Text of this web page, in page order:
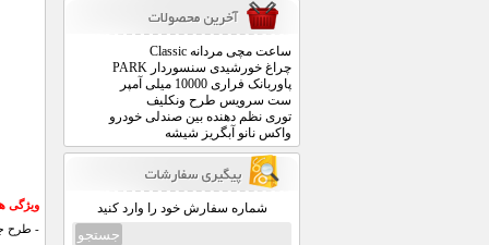
ساعت مچی مردانه Classic
چراغ خورشیدی سنسوردار PARK
پاوربانک فراری 10000 میلی آمپر
ست سرویس طرح ونکلیف
توری نظم دهنده بین صندلی خودرو
واکس نانو آبگریز شیشه
شماره سفارش خود را وارد کنید
ویژگی
- طرح جدید